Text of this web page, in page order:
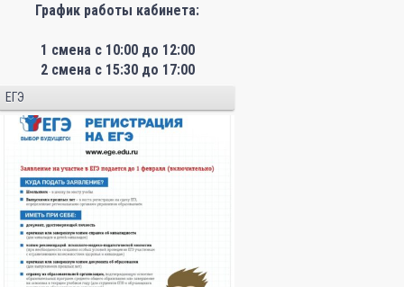
График работы кабинета:
1 смена с 10:00 до 12:00
2 смена с 15:30 до 17:00
ЕГЭ